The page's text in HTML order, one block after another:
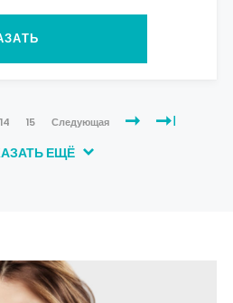
14 15 Следующая
ЕЩЁ